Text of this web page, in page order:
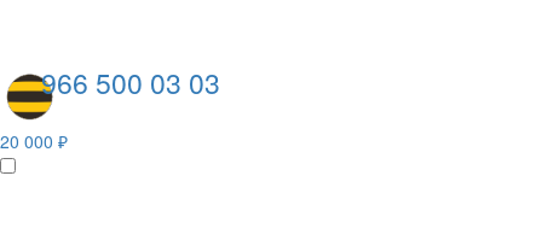
966 500 03 03
20 000 ₽